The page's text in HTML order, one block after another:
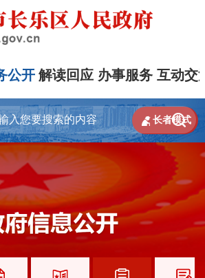
公开 解读回应 办事服务 互动交

 长者模式